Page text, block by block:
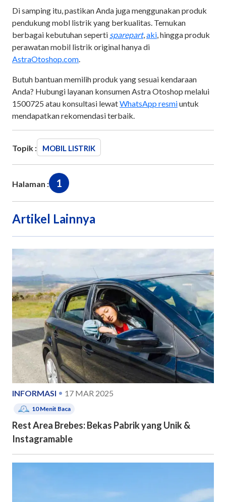
Di samping itu, pastikan Anda juga menggunakan produk
pendukung mobl listrik yang berkualitas. Temukan
berbagai kebutuhan seperti sparepart, aki , hingga produk
perawatan mobil listrik original hanya di
AstraOtoshop.com
Butuh bantuan memilih produk yang sesuai kendaraan
Anda? Hubungi layanan konsumen Astra Otoshop melalui
1500725 atau konsultasi lewatWhatsApp resmiuntuk
mendapatkan rekomendasi terbaik.
Topik : MOBIL LISTRIK
Halaman : 1
Artikel Lainnya
INFORMASI 17 MAR 2025
10Menit Baca
Rest Area Brebes: Bekas Pabrik yang Unik &
Instagramable